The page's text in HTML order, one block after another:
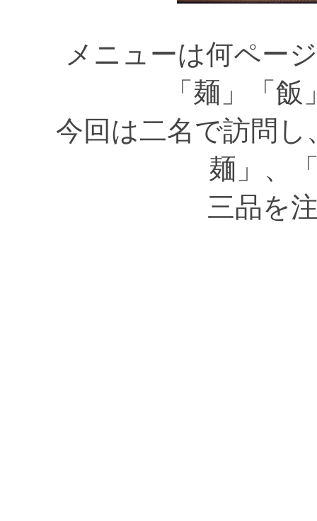
メニューは何ペー
「麺」「
今回は二名で訪問
麺」、
三品を